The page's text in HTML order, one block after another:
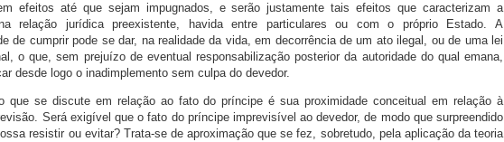
efeitos até que sejam impugnados, e serão justamente tais efeitos que caracterizam a
relação jurídica preexistente, havida entre particulares ou com o próprio Estado. A
de cumprir pode se dar, na realidade da vida, em decorrência de um ato ilegal, ou de uma lei
o que, sem prejuízo de eventual responsabilização posterior da autoridade do qual emana,
desde logo o inadimplemento sem culpa do devedor.
que se discute em relação ao fato do príncipe é sua proximidade conceitual em relação à
Será exigível que o fato do príncipe imprevisível ao devedor, de modo que surpreendido
resistir ou evitar? Trata-se de aproximação que se fez, sobretudo, pela aplicação da teoria